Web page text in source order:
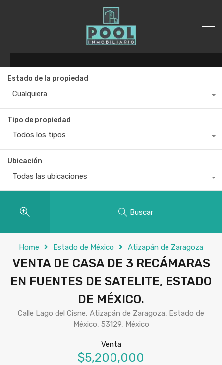
Estado de la propiedad
Cualquiera
Tipo de propiedad
Todos los tipos
Ubicación
Todas las ubicaciones
Buscar
Home Estado de México Atizapán de Zaragoza
VENTA DE CASA DE 3 RECÁMARAS
EN FUENTES DE SATELITE, ESTADO
DE MÉXICO.
Calle Lago del Cisne, Atizapán de Zaragoza, Estado de
México, 53129, México
Venta
$5,200,000